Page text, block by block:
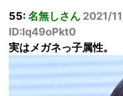
55:名無しさん 2021/
ID:Iq49oPkt0
実はメガネっ子属性。